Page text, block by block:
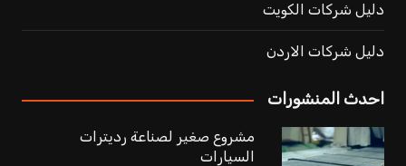
دليل شركات الكويت
دليل شركات الاردن
احدث المنشورات
مشروع صغير لصناعة رديترات
السيارات